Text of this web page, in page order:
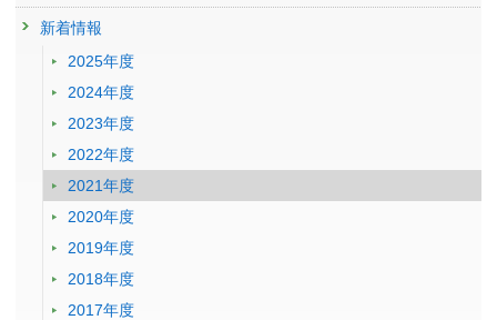
新着情報
2025年度
2024年度
2023年度
2022年度
2021年度
2020年度
2019年度
2018年度
2017年度